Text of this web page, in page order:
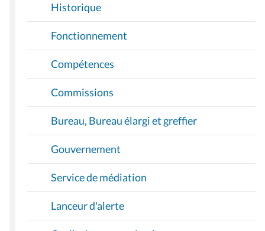
Historique
Fonctionnement
Compétences
Commissions
Bureau, Bureau élargi et greffier
Gouvernement
Service de médiation
Lanceur d'alerte